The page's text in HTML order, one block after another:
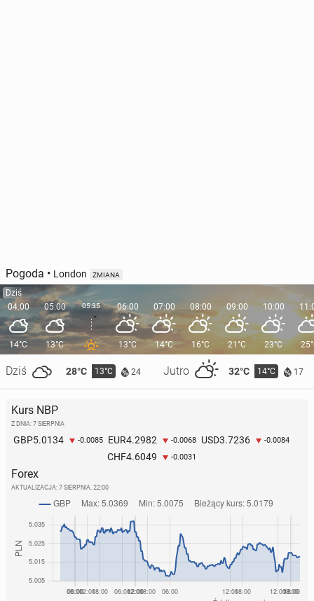
Pogoda • London ZMIANA
Dziś
04:00
14°C
Dziś 28°C 13°C 24 Jutro 32°C 14°C 17
05:00
13°C
05:35 06:00
13°C
07:00
14°C
08:00
16°C
09:00
21°C
10:00
23°C
Kurs NBP
Z DNIA: 7 SIERPNIA
GBP5.0134 -0.0085 EUR4.2982 -0.0068 USD3.7236 -0.0084
CHF4.6049 -0.0031
Forex
AKTUALIZACJA: 7 SIERPNIA, 22:00